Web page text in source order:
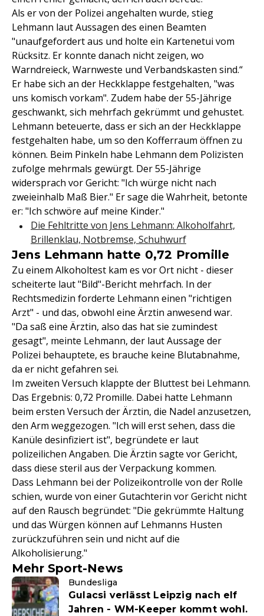
Als er von der Polizei angehalten wurde, stieg
Lehmann laut Aussagen des einen Beamten
"unaufgefordert aus und holte ein Kartenetui vom
Rücksitz. Er konnte danach nicht zeigen, wo
Warndreieck, Warnweste und Verbandskasten sind.“
Er habe sich an der Heckklappe festgehalten, "was
uns komisch vorkam". Zudem habe der 55-Jährige
geschwankt, sich mehrfach gekrümmt und gehustet.
Lehmann beteuerte, dass er sich an der Heckklappe
festgehalten habe, um so den Kofferraum öffnen zu
können. Beim Pinkeln habe Lehmann dem Polizisten
zufolge mehrmals gewürgt. Der 55-Jährige
widersprach vor Gericht: "Ich würge nicht nach
zweieinhalb Maß Bier." Er sage die Wahrheit, betonte
er: "Ich schwöre auf meine Kinder."
Die Fehltritte von Jens Lehmann: Alkoholfahrt,
Brillenklau, Notbremse, Schuhwurf
Jens Lehmann hatte 0,72 Promille
Zu einem Alkoholtest kam es vor Ort nicht - dieser
scheiterte laut "Bild"-Bericht mehrfach. In der
Rechtsmedizin forderte Lehmann einen "richtigen
Arzt" - und das, obwohl eine Ärztin anwesend war.
"Da saß eine Ärztin, also das hat sie zumindest
gesagt", meinte Lehmann, der laut Aussage der
Polizei behauptete, es brauche keine Blutabnahme,
da er nicht gefahren sei.
Im zweiten Versuch klappte der Bluttest bei Lehmann.
Das Ergebnis: 0,72 Promille. Dabei hatte Lehmann
beim ersten Versuch der Ärztin, die Nadel anzusetzen,
den Arm weggezogen. "Ich will erst sehen, dass die
Kanüle desinfiziert ist", begründete er laut
polizeilichen Angaben. Die Ärztin sagte vor Gericht,
dass diese steril aus der Verpackung kommen.
Dass Lehmann bei der Polizeikontrolle von der Rolle
schien, wurde von einer Gutachterin vor Gericht nicht
auf den Rausch begründet: "Die gekrümmte Haltung
und das Würgen können auf Lehmanns Husten
zurückzuführen sein und nicht auf die
Alkoholisierung."
Mehr Sport-News
Bundesliga
Gulacsi verlässt Leipzig nach elf
Jahren - WM-Keeper kommt wohl.